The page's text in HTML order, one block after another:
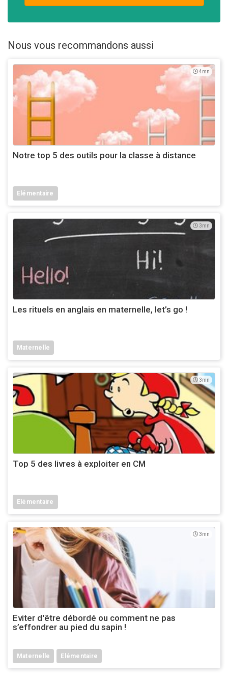
Nous vous recommandons aussi
4mn
Notre top 5 des outils pour la classe à distance
Elémentaire
3mn
Les rituels en anglais en maternelle, let’s go !
Maternelle
3mn
Top 5 des livres à exploiter en CM
Elémentaire
3mn
Eviter d'être débordé ou comment ne pas
s’effondrer au pied du sapin !
Maternelle Elémentaire